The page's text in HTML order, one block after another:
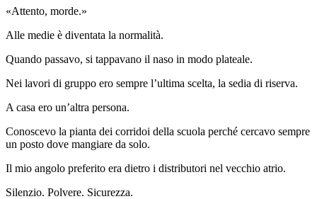
«Attento, morde.»
Alle medie è diventata la normalità.
Quando passavo, si tappavano il naso in modo plateale.
Nei lavori di gruppo ero sempre l’ultima scelta, la sedia di riserva.
A casa ero un’altra persona.
Conoscevo la pianta dei corridoi della scuola perché cercavo sempre
un posto dove mangiare da solo.
Il mio angolo preferito era dietro i distributori nel vecchio atrio.
Silenzio. Polvere. Sicurezza.